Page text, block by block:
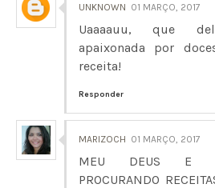
UNKNOWN 01 MARÇO, 2017
Uaaaauu, que
apaixonada por
receita!
Responder
MARIZOCH 01 MARÇO, 2017
MEU DEUS E
PROCURANDO